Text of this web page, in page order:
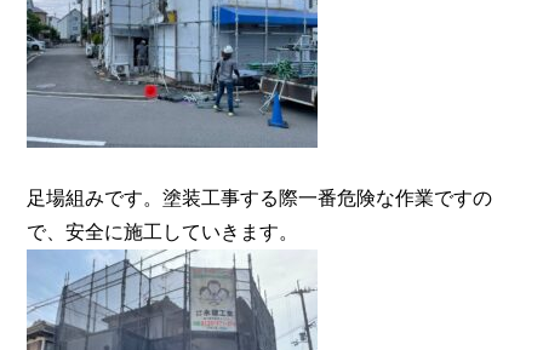
足場組みです。塗装工事する際一番危険な作業ですの
で、安全に施工していきます。